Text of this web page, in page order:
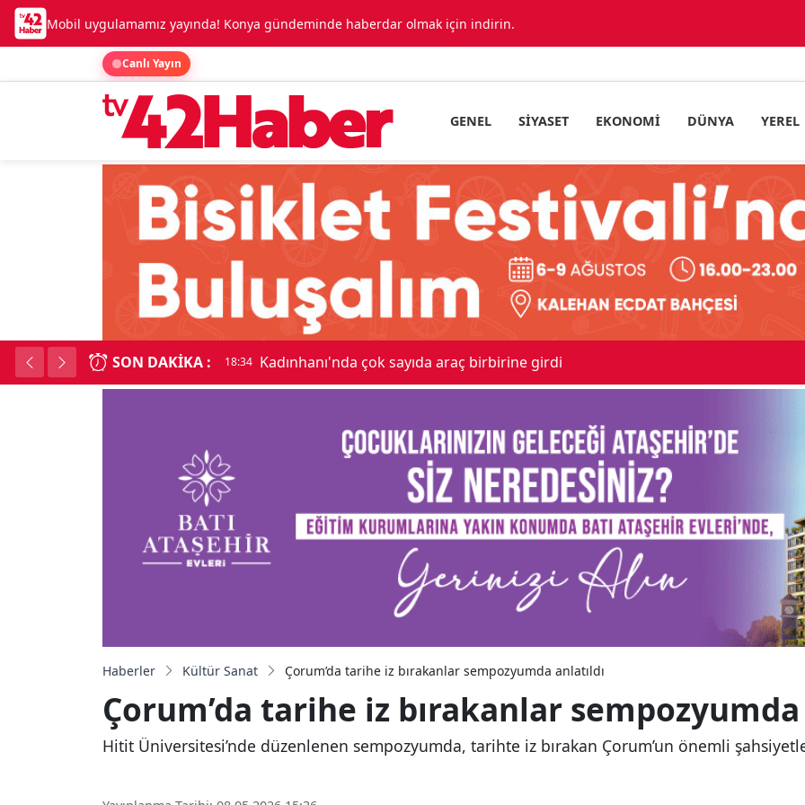
Mobil uygulamamız yayında! Konya gündeminde haberdar olmak için indirin.
Canlı Yayın
GENEL SIYASET EKONOMI DÜNYA YEREL
SON DAKIKA : 18:34 Kadınhanı'nda çok sayıda araç birbirine girdi
Haberler Kültür Sanat Çorum’da tarihe iz bırakanlar sempozyumda anlatıldı
Çorum’da tarihe iz bırakanlar sempozyumda
Hitit Üniversitesi’nde düzenlenen sempozyumda, tarihte iz bırakan Çorum’un önemli